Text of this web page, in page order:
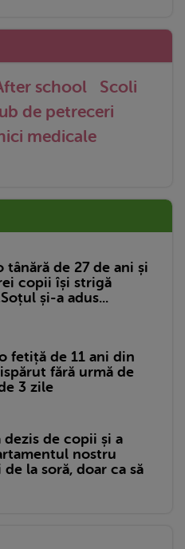
school
Scoli
de petreceri
medicale
tânără de 27 de ani și
copii își strigă
și-a adus...
fetiță de 11 ani din
fără urmă de
3 zile
dezis de copii și a
nostru
la soră, doar ca să